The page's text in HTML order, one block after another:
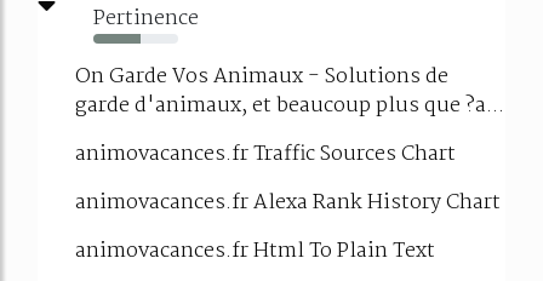
Pertinence
56%
On Garde Vos Animaux - Solutions de
garde d'animaux, et beaucoup plus que ?a...
animovacances.fr Traffic Sources Chart
animovacances.fr Alexa Rank History Chart
animovacances.fr Html To Plain Text